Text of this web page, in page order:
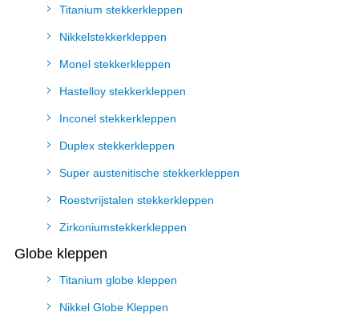
Titanium stekkerkleppen
Nikkelstekkerkleppen
Monel stekkerkleppen
Hastelloy stekkerkleppen
Inconel stekkerkleppen
Duplex stekkerkleppen
Super austenitische stekkerkleppen
Roestvrijstalen stekkerkleppen
Zirkoniumstekkerkleppen
Globe kleppen
Titanium globe kleppen
Nikkel Globe Kleppen